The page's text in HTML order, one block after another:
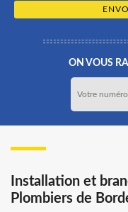
ON VOUS
Installation et
Plombiers de